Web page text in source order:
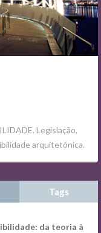
Legislação,
arquitetônica.
Tags
da teoria à